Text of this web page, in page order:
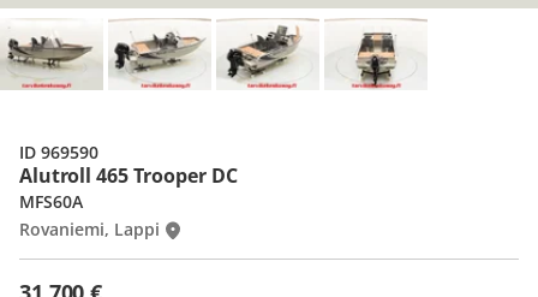
Alutroll 465 Trooper DC
MFS60A
Rovaniemi, Lappi
ID 969590